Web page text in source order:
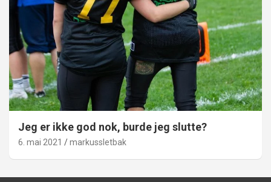
Jeg er ikke god nok, burde jeg slutte?
6. mai 2021 markussletbak